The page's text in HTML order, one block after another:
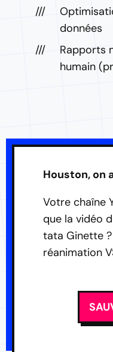
données
Rapports
humain
Houston, on
Votre chaîne
que la vidéo
tata Ginette
réanimation